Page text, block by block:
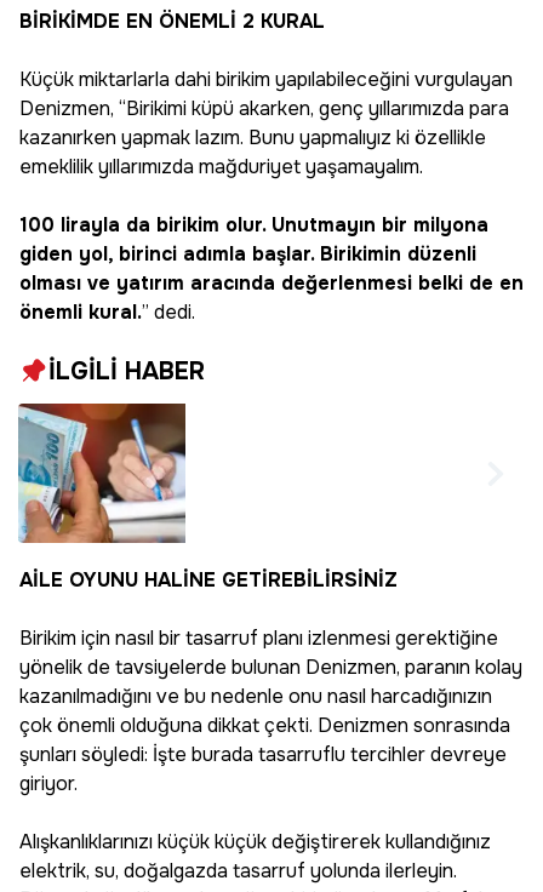
BİRİKİMDE EN ÖNEMLİ 2 KURAL
Küçük miktarlarla dahi birikim yapılabileceğini vurgulayan
Denizmen, “Birikimi küpü akarken, genç yıllarımızda para
kazanırken yapmak lazım. Bunu yapmalıyız ki özellikle
emeklilik yıllarımızda mağduriyet yaşamayalım.
100 lirayla da birikim olur. Unutmayın bir milyona
giden yol, birinci adımla başlar. Birikimin düzenli
olması ve yatırım aracında değerlenmesi belki de en
önemli kural.” dedi.
İLGİLİ HABER
Çalışanlar istifa etse
alacak! Çoğu kişi bu
haktan habersiz,
AİLE OYUNU HALİNE GETİREBİLİRSİNİZ
Birikim için nasıl bir tasarruf planı izlenmesi gerektiğine
yönelik de tavsiyelerde bulunan Denizmen, paranın kolay
kazanılmadığını ve bu nedenle onu nasıl harcadığınızın
çok önemli olduğuna dikkat çekti. Denizmen sonrasında
şunları söyledi: İşte burada tasarruflu tercihler devreye
giriyor.
Alışkanlıklarınızı küçük küçük değiştirerek kullandığınız
elektrik, su, doğalgazda tasarruf yolunda ilerleyin.